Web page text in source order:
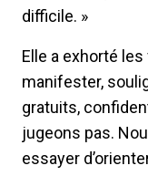
Elle a exhorté
manifester,
gratuits,
jugeons pas.
essayer